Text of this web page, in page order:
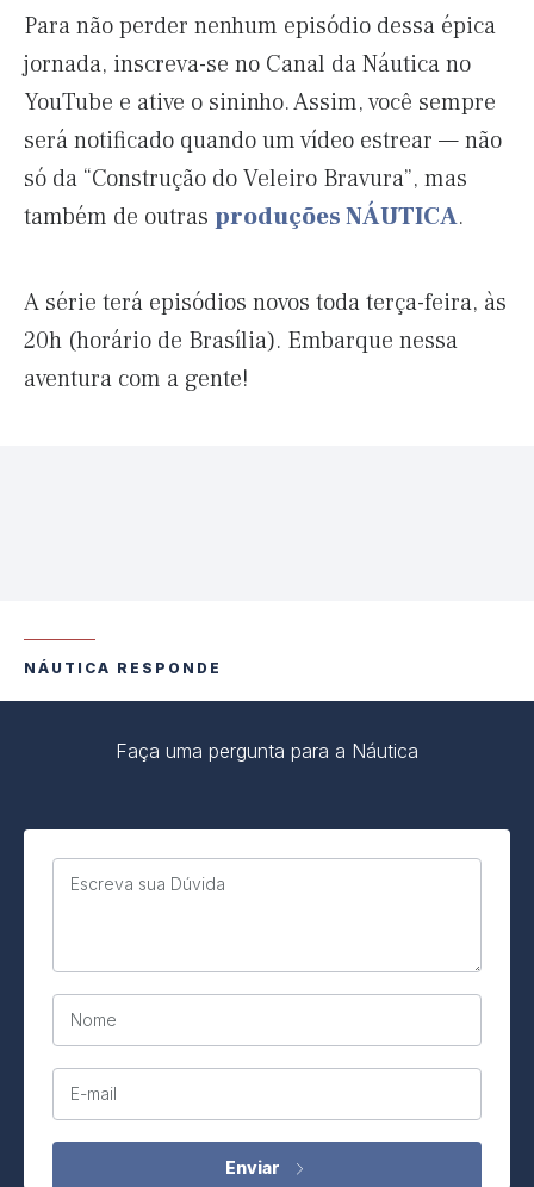
Para não perder nenhum episódio dessa épica
jornada, inscreva-se no Canal da Náutica no
YouTube e ative o sininho. Assim, você sempre
será notificado quando um vídeo estrear — não
só da “Construção do Veleiro Bravura”, mas
também de outras produções NÁUTICA.
A série terá episódios novos toda terça-feira, às
20h (horário de Brasília). Embarque nessa
aventura com a gente!
NÁUTICA RESPONDE
Faça uma pergunta para a Náutica
Escreva sua Dúvida
Nome
E-mail